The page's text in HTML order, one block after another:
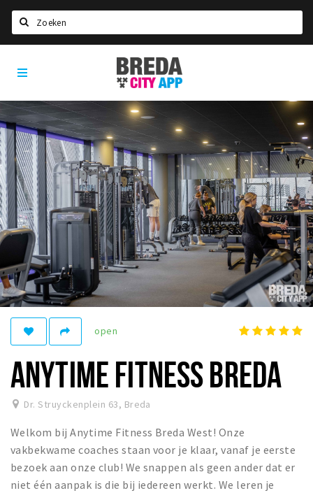
Home
Agenda
Deals
Party pics
Nieuws, interviews & blogs
Eten
Drinken
Slapen
Recreatief
Winkels
Winkelgebieden
Bezienswaardigheden
Musea, theaters & podia
Uitjes & activiteiten
Toeristische routes
Natuurgebieden
Breda
City
App
open
ANYTIME FITNESS BREDA
Dr. Struyckenplein 63, Breda
Welkom bij Anytime Fitness Breda West! Onze
vakbekwame coaches staan voor je klaar, vanaf je eerste
bezoek aan onze club! We snappen als geen ander dat er
niet één aanpak is die bij iedereen werkt. We leren je